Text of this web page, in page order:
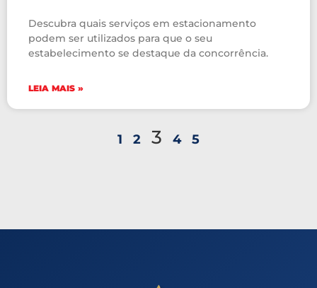
Descubra quais serviços em estacionamento
podem ser utilizados para que o seu
estabelecimento se destaque da concorrência.
LEIA MAIS »
1 2 3 4 5